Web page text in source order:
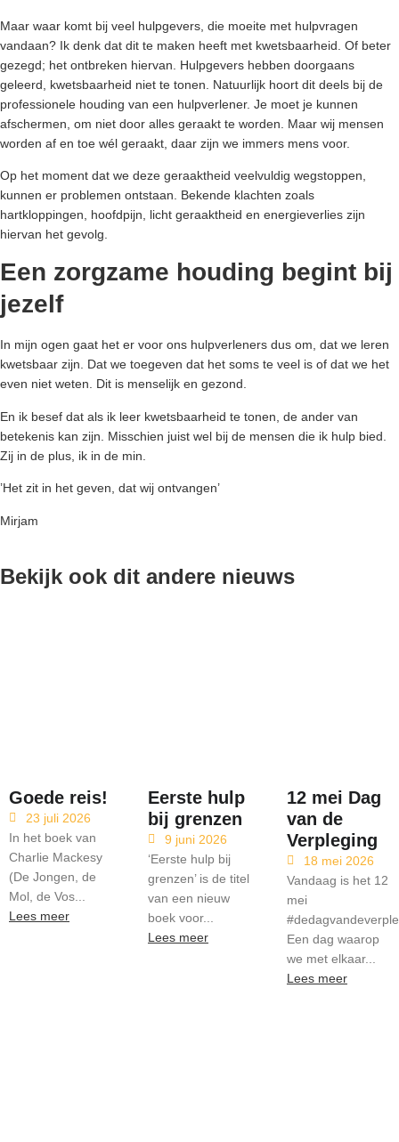
Maar waar komt bij veel hulpgevers, die moeite met hulpvragen
vandaan? Ik denk dat dit te maken heeft met kwetsbaarheid. Of beter
gezegd; het ontbreken hiervan. Hulpgevers hebben doorgaans
geleerd, kwetsbaarheid niet te tonen. Natuurlijk hoort dit deels bij de
professionele houding van een hulpverlener. Je moet je kunnen
afschermen, om niet door alles geraakt te worden. Maar wij mensen
worden af en toe wél geraakt, daar zijn we immers mens voor.
Op het moment dat we deze geraaktheid veelvuldig wegstoppen,
kunnen er problemen ontstaan. Bekende klachten zoals
hartkloppingen, hoofdpijn, licht geraaktheid en energieverlies zijn
hiervan het gevolg.
Een zorgzame houding begint bij
jezelf
In mijn ogen gaat het er voor ons hulpverleners dus om, dat we leren
kwetsbaar zijn. Dat we toegeven dat het soms te veel is of dat we het
even niet weten. Dit is menselijk en gezond.
En ik besef dat als ik leer kwetsbaarheid te tonen, de ander van
betekenis kan zijn. Misschien juist wel bij de mensen die ik hulp bied.
Zij in de plus, ik in de min.
’Het zit in het geven, dat wij ontvangen’
Mirjam
Bekijk ook dit andere nieuws
Goede reis!
23 juli 2026
In het boek van
Charlie Mackesy
(De Jongen, de
Mol, de Vos...
Lees meer
Eerste hulp
bij grenzen
9 juni 2026
‘Eerste hulp bij
grenzen’ is de titel
van een nieuw
boek voor...
Lees meer
12 mei Dag
van de
Verpleging
18 mei 2026
Vandaag is het 12
mei
Een dag waarop
we met elkaar...
Lees meer